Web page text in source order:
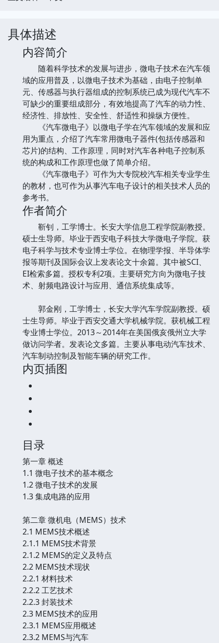
具体描述
内容简介
随着科学技术的发展与进步，微电子技术在汽车领
域的应用普及，以微电子技术为基础，由电子控制单
元、传感器与执行器组成的控制系统已成为现代汽车不
可缺少的重要组成部分，有效地提高了汽车的动力性、
经济性、排放性、安全性、舒适性和操纵方便性。
《汽车微电子》以微电子学在汽车领域的发展和应
用为重点，介绍了汽车常用微电子器件(包括传感器和
芯片)的结构、工作原理，同时对汽车各种电子控制系
统的构成和工作原理也做了简单介绍。
《汽车微电子》可作为大专院校汽车相关专业学生
的教材，也可作为从事汽车电子设计的相关技术人员的
参考书。
作者简介
靳钊，工学博士。长安大学信息工程学院副教授。
硕士生导师。毕业于西安电子科技大学微电子学院。获
电子科学与技术专业博士学位。在物理学报、半导体学
报等期刊及国际会议上发表论文十余篇。其中被SCI、
EI检索多篇。授权专利2项。主要研究方向为微电子技
术、射频电路设计与应用、通信系统集成等。
郭金刚，工学博士，长安大学汽车学院副教授。硕
士生导师。毕业于西安交通大学机械学院。获机械工程
专业博士学位。2013～2014年在美国俄亥俄州立大学
做访问学者。发表论文多篇。主要从事电动汽车技术、
汽车制动控制及智能车辆的研究工作。
内页插图
目录
第一章 概述
1.1 微电子技术的基本概念
1.2 微电子技术的发展
1.3 集成电路的应用
第二章 微机电（MEMS）技术
2.1 MEMS技术概述
2.1.1 MEMS技术背景
2.1.2 MEMS的定义及特点
2.2 MEMS技术现状
2.2.1 材料技术
2.2.2 工艺技术
2.2.3 封装技术
2.3 MEMS技术的应用
2.3.1 MEMS应用概述
2.3.2 MEMS与汽车